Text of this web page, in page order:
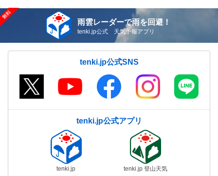
雨雲レーダーで雨を回避！
tenki.jp公式 天気予報アプリ
tenki.jp公式SNS
tenki.jp公式アプリ
tenki.jp tenki.jp 登山天気